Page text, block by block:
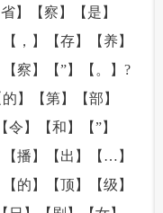
】【察】【是】
，】【存】【养】
察】【”】【。】?
】【第】【部】
令】【和】【”】
播】【出】【…】
的】【顶】【级】